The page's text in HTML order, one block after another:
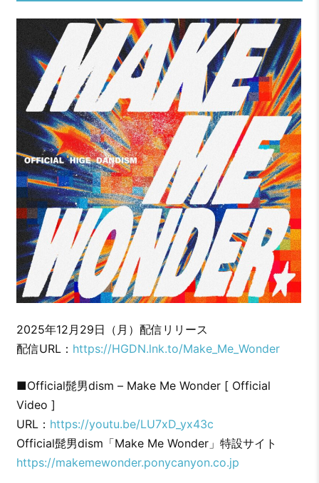
2025年12月29日（月）配信リリース
配信URL： https://HGDN.lnk.to/Make_Me_Wonder
■Official髭男dism – Make Me Wonder [ Official
Video ]
URL： https://youtu.be/LU7xD_yx43c
Official髭男dism「Make Me Wonder」特設サイト
https://makemewonder.ponycanyon.co.jp